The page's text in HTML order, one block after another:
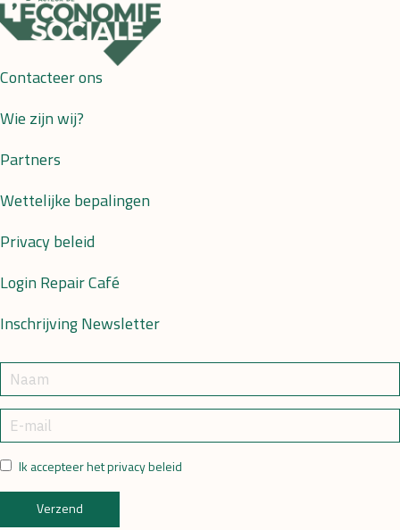
Contacteer ons
Wie zijn wij?
Partners
Wettelijke bepalingen
Privacy beleid
Login Repair Café
Inschrijving Newsletter
Ik accepteer het privacy beleid
Verzend